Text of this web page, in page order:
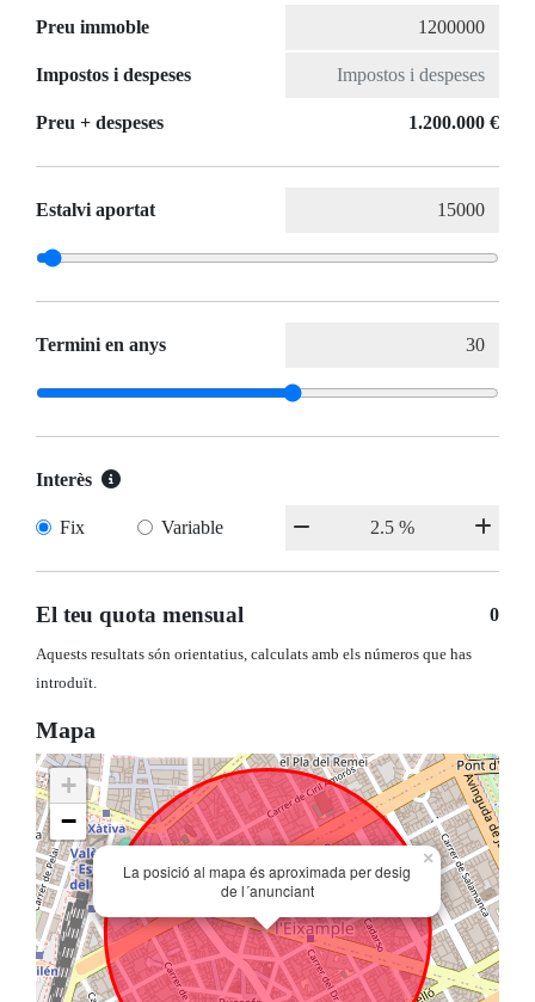
Preu immoble
Impostos i despeses
Preu + despeses 1.200.000 €
Estalvi aportat
Termini en anys
Interès
Fix Variable
El teu quota mensual 0
Aquests resultats són orientatius, calculats amb els números que has
introduït.
Mapa
La posició al mapa és aproximada per desig
de l´anunciant
×
+
−